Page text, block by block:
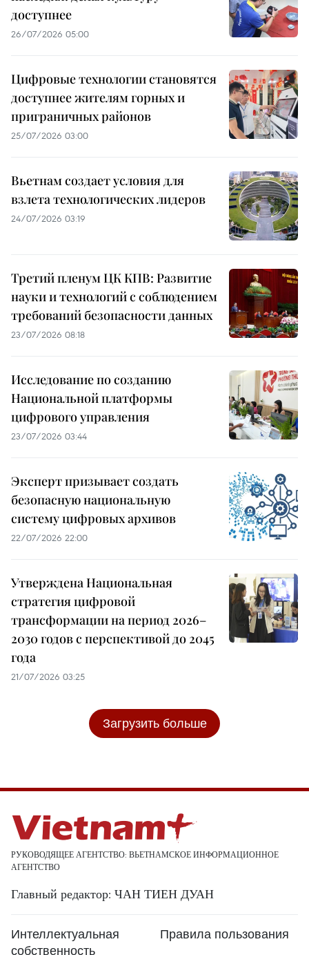
доступнее
26/07/2026 05:00
Цифровые технологии становятся
доступнее жителям горных и
приграничных районов
25/07/2026 03:00
Вьетнам создает условия для
взлета технологических лидеров
24/07/2026 03:19
Третий пленум ЦК КПВ: Развитие
науки и технологий с соблюдением
требований безопасности данных
23/07/2026 08:18
Исследование по созданию
Национальной платформы
цифрового управления
23/07/2026 03:44
Эксперт призывает создать
безопасную национальную
систему цифровых архивов
22/07/2026 22:00
Утверждена Национальная
стратегия цифровой
трансформации на период 2026–
2030 годов с перспективой до 2045
года
21/07/2026 03:25
Загрузить больше
РУКОВОДЯЩЕЕ АГЕНТСТВО: ВЬЕТНАМСКОЕ ИНФОРМАЦИОННОЕ
АГЕНТСТВО
Главный редактор: ЧАН ТИЕН ДУАН
Интеллектуальная
собственность
Правила пользования